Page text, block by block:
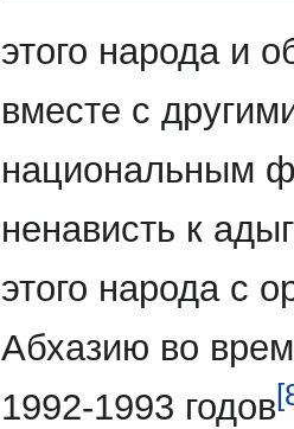
этого народа и
вместе с
национальным
ненависть к
этого народа с
Абхазию во
1992-1993 годов